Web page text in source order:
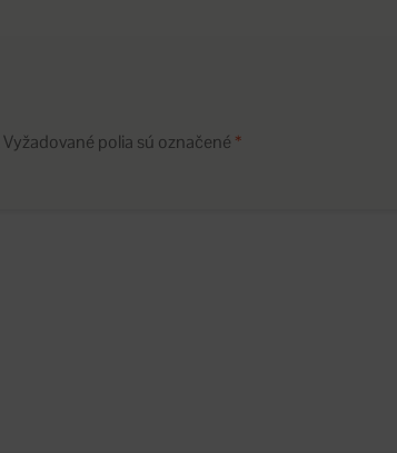
Vyžadované polia sú označené *